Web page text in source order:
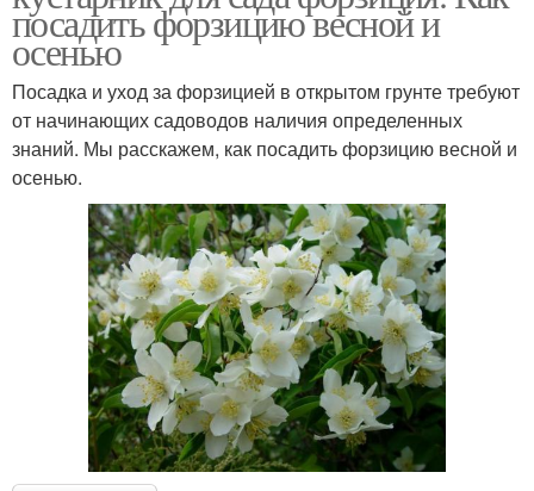
посадить форзицию весной и
осенью
Посадка и уход за форзицией в открытом грунте требуют
от начинающих садоводов наличия определенных
знаний. Мы расскажем, как посадить форзицию весной и
осенью.